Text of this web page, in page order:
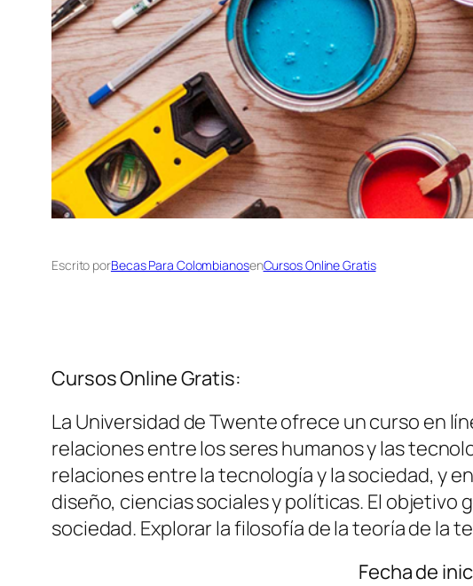
Escrito porBecas Para ColombianosenCursos Online Gratis
Cursos Online Gratis:
La Universidad de Twente ofrece un curso en
relaciones entre los seres humanos y las
relaciones entre la tecnología y la sociedad, y
diseño, ciencias sociales y políticas. El
sociedad. Explorar la filosofía de la teoría de la
Fecha de